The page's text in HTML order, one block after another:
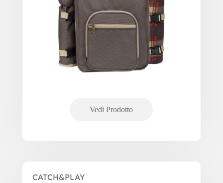
CATCH&PLAY